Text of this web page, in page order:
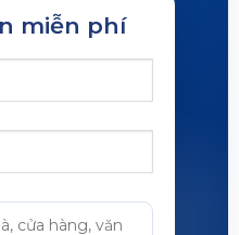
miễn phí